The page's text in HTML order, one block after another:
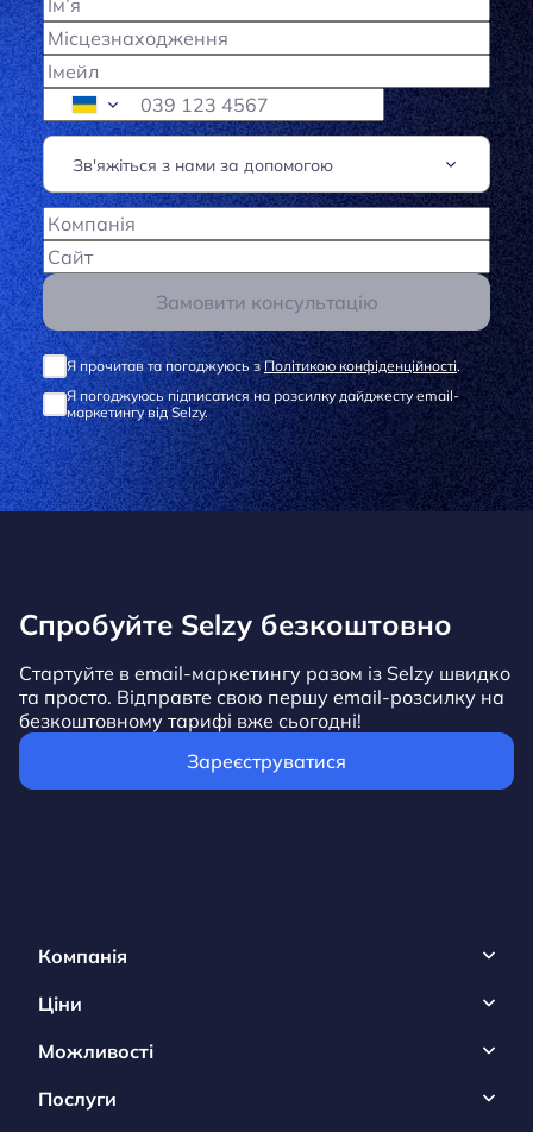
communication_channel
Зв'яжіться з нами за допомогою
Я прочитав та погоджуюсь зПолітикою конфіденційності.
Я погоджуюсь підписатися на розсилку дайджесту email-
маркетингу від Selzy.
Замовити консультацію
Спробуйте Selzy безкоштовно
Стартуйте в email-маркетингу разом із Selzy швидко
та просто. Відправте свою першу email-розсилку на
безкоштовному тарифі вже сьогодні!
Зареєструватися
Компанія
Ціни
Можливості
Послуги